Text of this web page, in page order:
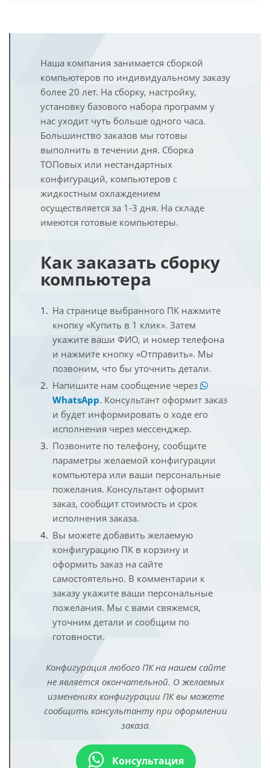
Наша компания занимается сборкой
компьютеров по индивидуальному заказу
более 20 лет. На сборку, настройку,
установку базового набора программ у
нас уходит чуть больше одного часа.
Большинство заказов мы готовы
выполнить в течении дня. Сборка
ТОПовых или нестандартных
конфигураций, компьютеров с
жидкостным охлаждением
осуществляется за 1-3 дня. На складе
имеются готовые компьютеры.
Как заказать сборку
компьютера
На странице выбранного ПК нажмите
кнопку «Купить в 1 клик». Затем
укажите ваши ФИО, и номер телефона
и нажмите кнопку «Отправить». Мы
позвоним, что бы уточнить детали.
Напишите нам сообщение через
WhatsApp. Консультант оформит заказ
и будет информировать о ходе его
исполнения через мессенджер.
Позвоните по телефону, сообщите
параметры желаемой конфигурации
компьютера или ваши персональные
пожелания. Консультант оформит
заказ, сообщит стоимость и срок
исполнения заказа.
Вы можете добавить желаемую
конфигурацию ПК в корзину и
оформить заказ на сайте
самостоятельно. В комментарии к
заказу укажите ваши персональные
пожелания. Мы с вами свяжемся,
уточним детали и сообщим по
готовности.
Конфигурация любого ПК на нашем сайте
не является окончательной. О желаемых
изменениях конфигурации ПК вы можете
сообщить консультанту при оформлении
заказа.
Консультация